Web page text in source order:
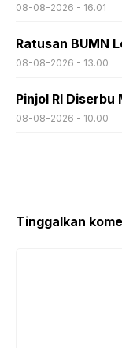
08-08-2026 - 16.01
Ratusan BUMN
08-08-2026 - 13.00
Pinjol RI Diserbu
08-08-2026 - 10.00
Tinggalkan